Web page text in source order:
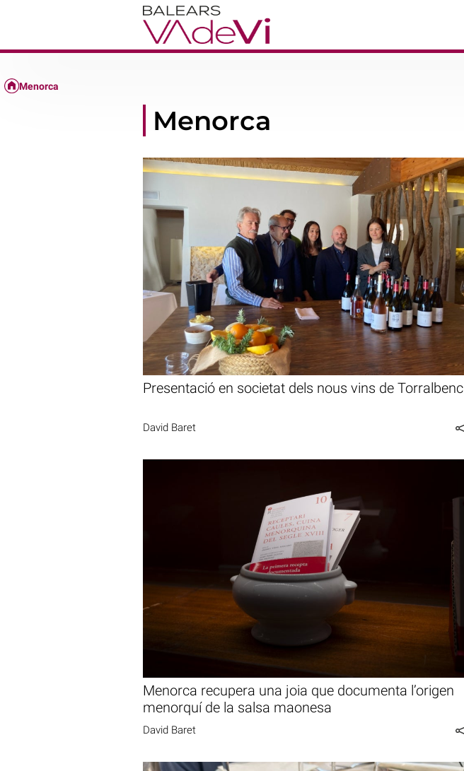
Menorca
Menorca
Presentació en societat dels nous vins de Torralbenc
David Baret
Menorca recupera una joia que documenta l’origen
menorquí de la salsa maonesa
David Baret